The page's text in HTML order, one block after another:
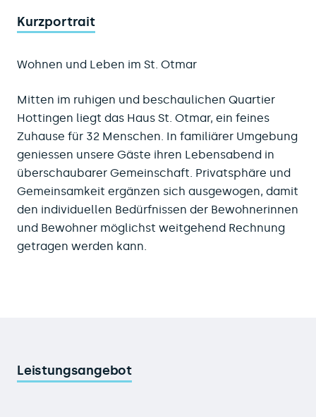
Kurzportrait
Wohnen und Leben im St. Otmar
Mitten im ruhigen und beschaulichen Quartier
Hottingen liegt das Haus St. Otmar, ein feines
Zuhause für 32 Menschen. In familiärer Umgebung
geniessen unsere Gäste ihren Lebensabend in
überschaubarer Gemeinschaft. Privatsphäre und
Gemeinsamkeit ergänzen sich ausgewogen, damit
den individuellen Bedürfnissen der Bewohnerinnen
und Bewohner möglichst weitgehend Rechnung
getragen werden kann.
Leistungsangebot